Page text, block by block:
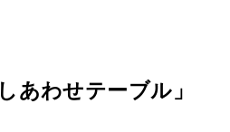
あわせテーブル」